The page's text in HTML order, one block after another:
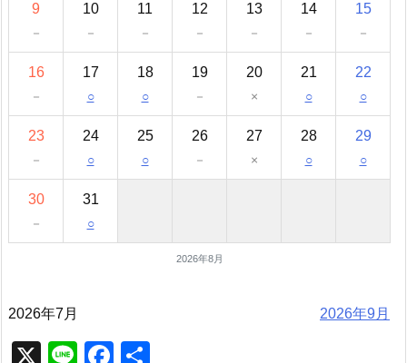
2026年8月
9
－
10
－
11
－
12
－
13
－
14
－
15
－
16
－
17
○
18
○
19
－
20
×
21
○
22
○
23
－
24
○
25
○
26
－
27
×
28
○
29
○
30
－
31
○
2026年7月 2026年9月
X Li F